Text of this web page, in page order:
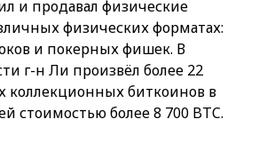
и продавал физические
физических форматах:
и покерных фишек. В
г-н Ли произвёл более 22
коллекционных биткоинов в
стоимостью более 8 700 BTC.